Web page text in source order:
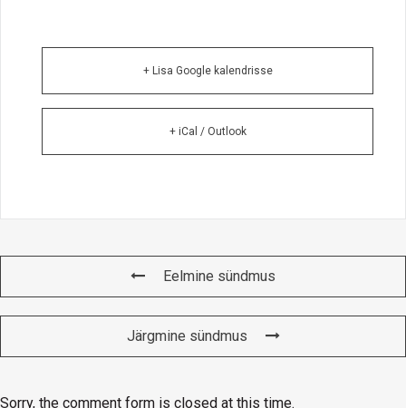
+ Lisa Google kalendrisse
+ iCal / Outlook
Eelmine sündmus
Järgmine sündmus
Sorry, the comment form is closed at this time.